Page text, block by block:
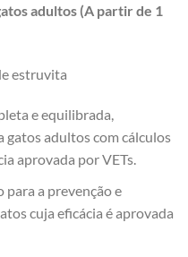
adultos (A partir de 1
estruvita
e equilibrada,
gatos adultos com cálculos
aprovada por VETs.
a prevenção e
cuja eficácia é aprovada